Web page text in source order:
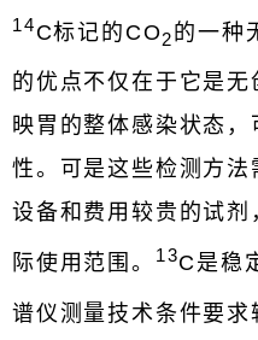
14C标记的CO2的一种
的优点不仅在于它是
映胃的整体感染状态
性。可是这些检测方
设备和费用较贵的试
际使用范围。 13C是稳
谱仪测量技术条件要求